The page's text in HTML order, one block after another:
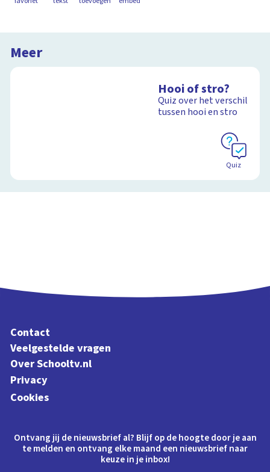
Meer
Hooi of stro?
Quiz over het verschil
tussen hooi en stro
Quiz
Contact
Veelgestelde vragen
Over Schooltv.nl
Privacy
Cookies
Ontvang jij de nieuwsbrief al? Blijf op de hoogte door je aan
te melden en ontvang elke maand een nieuwsbrief naar
keuze in je inbox!